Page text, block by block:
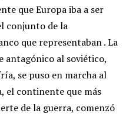
que Europa iba a ser
conjunto de la
que representaban . La
antagónico al soviético,
se puso en marcha al
el continente que más
de la guerra, comenzó